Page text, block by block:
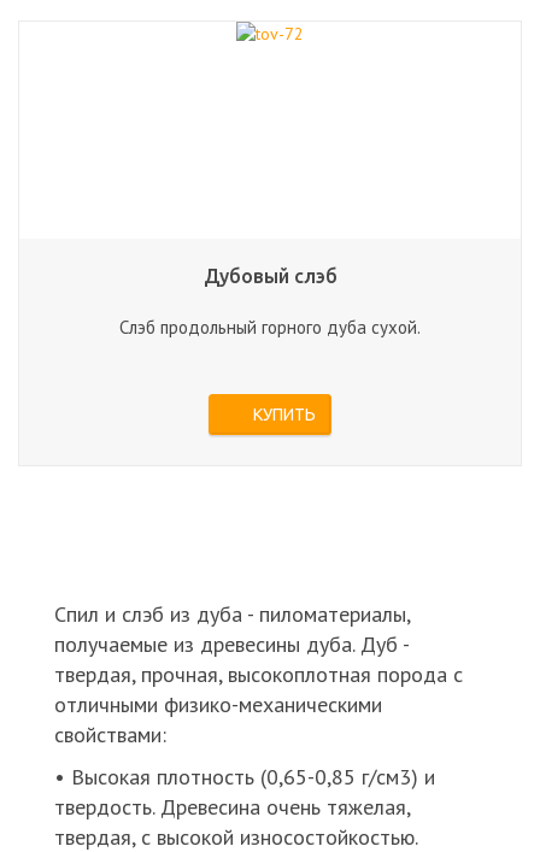
Дубовый слэб
Слэб продольный горного дуба сухой.
КУПИТЬ
Спил и слэб из дуба - пиломатериалы,
получаемые из древесины дуба. Дуб -
твердая, прочная, высокоплотная порода с
отличными физико-механическими
свойствами:
• Высокая плотность (0,65-0,85 г/см3) и
твердость. Древесина очень тяжелая,
твердая, с высокой износостойкостью.